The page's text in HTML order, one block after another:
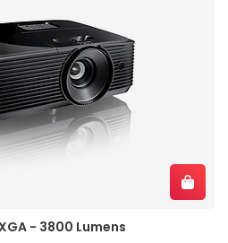
- 3800 Lumens